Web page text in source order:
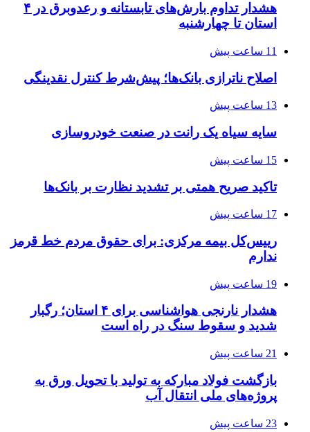
هشدار تداوم بارش‌های تابستانه و رعدوبرق در ۴
استان تا چهارشنبه
11 ساعت پیش
اصلاح ناترازی بانک‌ها؛ پیش‌شرط کنترل نقدینگی
13 ساعت پیش
سایه سیاه یک رانت در صنعت خودروسازی
15 ساعت پیش
تاکید صریح همتی بر تشدید نظارت بر بانک‌ها
17 ساعت پیش
رییس‌کل بیمه مرکزی: برای حقوق مردم خط قرمز
ندارم
19 ساعت پیش
هشدار نارنجی هواشناسی برای ۴ استان؛ رگبار
شدید و سقوط سنگ در راه است
21 ساعت پیش
بازگشت فولاد مبارکه به تولید با تحویل ورق به
پروژه‌های ملی انتقال آب
23 ساعت پیش